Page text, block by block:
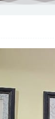
小仓千代w –